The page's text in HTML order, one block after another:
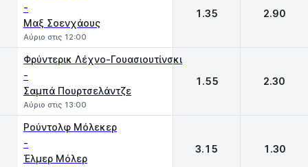
-
Μαξ Σοενχάους
Αύριο στις 12:00
1.35 2.90
Φρύντερικ Λέχνο-Γουασιουτίνσκι
-
Σαμπά Πουρτσελάντζε
Αύριο στις 13:00
1.55 2.30
Ρούντολφ Μόλεκερ
-
Έλμερ Μόλερ
3.15 1.30